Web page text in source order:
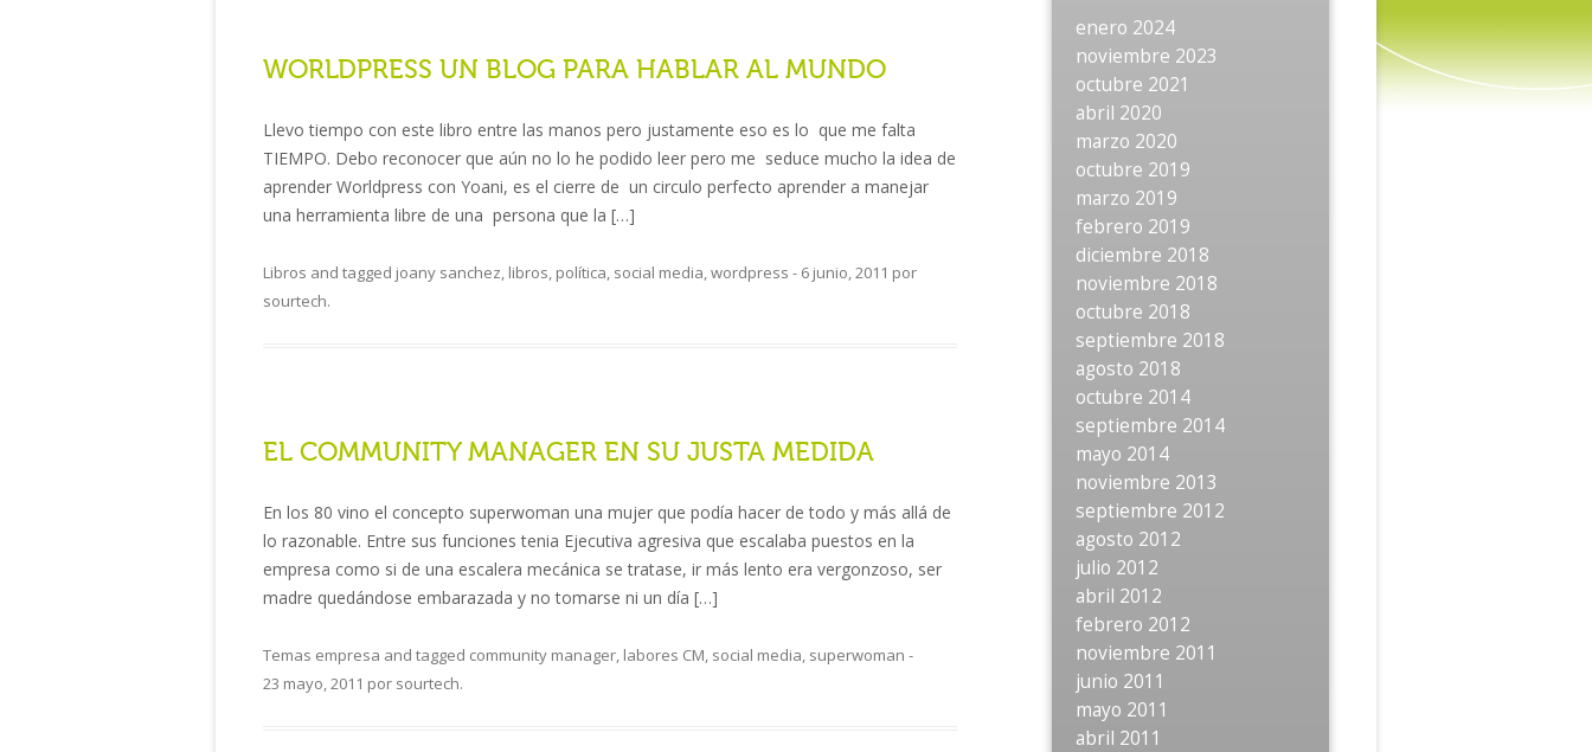
WORLDPRESS UN BLOG PARA HABLAR AL MUNDO
Llevo tiempo con este libro entre las manos pero justamente eso es lo que me falta
TIEMPO. Debo reconocer que aún no lo he podido leer pero me seduce mucho la idea de
aprender Worldpress con Yoani, es el cierre de un circulo perfecto aprender a manejar
una herramienta libre de una persona que la […]
Libros and tagged joany sanchez, libros, política, social media,wordpress - 6 junio, 2011 por
sourtech.
EL COMMUNITY MANAGER EN SU JUSTA MEDIDA
En los 80 vino el concepto superwoman una mujer que podía hacer de todo y más allá de
lo razonable. Entre sus funciones tenia Ejecutiva agresiva que escalaba puestos en la
empresa como si de una escalera mecánica se tratase, ir más lento era vergonzoso, ser
madre quedándose embarazada y no tomarse ni un día […]
Temas empresa and tagged community manager, labores CM, social media, superwoman -
23 mayo, 2011 por sourtech.
enero 2024
noviembre 2023
octubre 2021
abril 2020
marzo 2020
octubre 2019
marzo 2019
febrero 2019
diciembre 2018
noviembre 2018
octubre 2018
septiembre 2018
agosto 2018
octubre 2014
septiembre 2014
mayo 2014
noviembre 2013
septiembre 2012
agosto 2012
julio 2012
abril 2012
febrero 2012
noviembre 2011
junio 2011
mayo 2011
abril 2011